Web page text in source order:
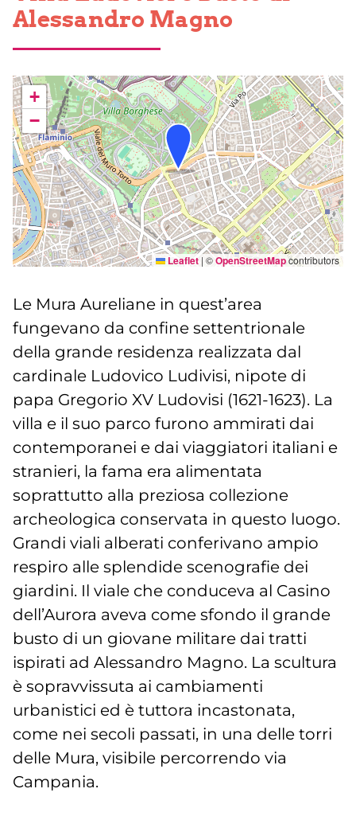
Alessandro Magno
+
−
Leaflet | ©OpenStreetMapcontributors
Le Mura Aureliane in quest’area
fungevano da confine settentrionale
della grande residenza realizzata dal
cardinale Ludovico Ludivisi, nipote di
papa Gregorio XV Ludovisi (1621-1623). La
villa e il suo parco furono ammirati dai
contemporanei e dai viaggiatori italiani e
stranieri, la fama era alimentata
soprattutto alla preziosa collezione
archeologica conservata in questo luogo.
Grandi viali alberati conferivano ampio
respiro alle splendide scenografie dei
giardini. Il viale che conduceva al Casino
dell’Aurora aveva come sfondo il grande
busto di un giovane militare dai tratti
ispirati ad Alessandro Magno. La scultura
è sopravvissuta ai cambiamenti
urbanistici ed è tuttora incastonata,
come nei secoli passati, in una delle torri
delle Mura, visibile percorrendo via
Campania.